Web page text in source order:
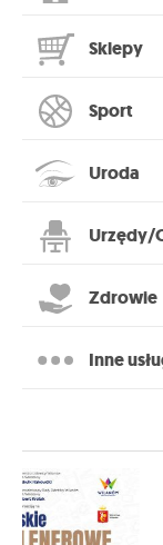
Sklepy
Sport
Uroda
Urzędy/
Zdrowie
Inne